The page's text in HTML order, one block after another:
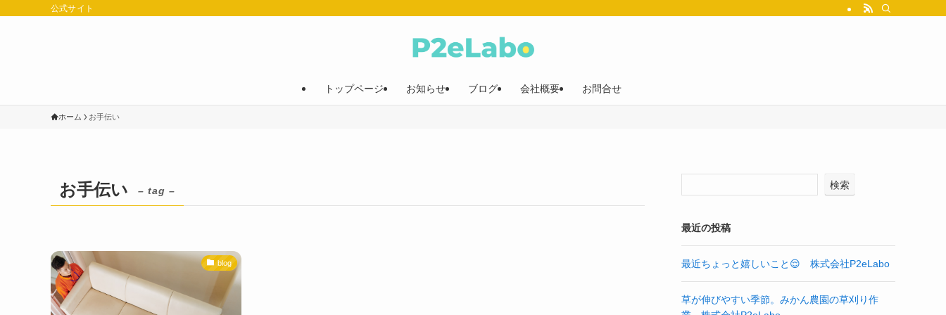
公式サイト
トップページ お知らせ ブログ 会社概要 お問合せ
ホーム お手伝い
お手伝い – tag –
blog
検索
最近の投稿
最近ちょっと嬉しいこと😌 株式会社P2eLabo
草が伸びやすい季節。みかん農園の草刈り作